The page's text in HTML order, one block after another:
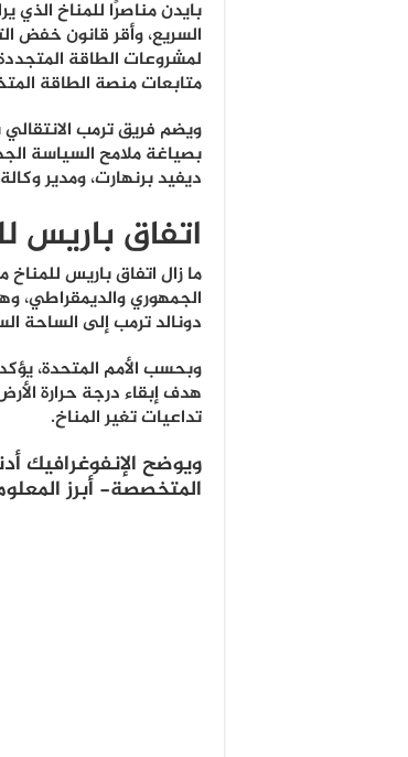
بايدن مناصرًا للمناخ الذي
السريع، وأقر قانون خفض
لمشروعات الطاقة
متابعات منصة الطاقة
ويضم فريق ترمب
بصياغة ملامح السياسة
ديفيد برنهارت، ومدير
اتفاق باريس
ما زال اتفاق باريس
الجمهوري والديمقراطي،
دونالد ترمب إلى الساحة
تداعيات تغير المناخ.
ويوضح الإنفوغرافيك
المتخصصة- أبرز